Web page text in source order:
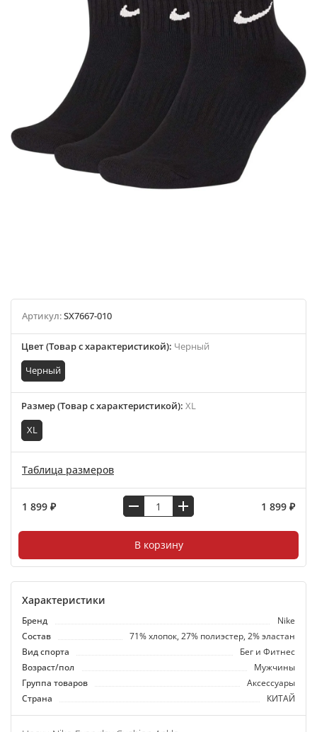
Артикул:SX7667-010
Цвет (Товар с характеристикой): Черный
Черный
Размер (Товар с характеристикой): XL
XL
Таблица размеров
1 899 ₽ 1 899 ₽
В корзину
Характеристики
Бренд
Nike
Состав
71% хлопок, 27% полиэстер, 2% эластан
Вид спорта
Бег и Фитнес
Возраст/пол
Мужчины
Группа товаров
Аксессуары
Страна
КИТАЙ